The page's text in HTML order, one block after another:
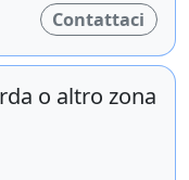
Contattaci
o altro zona